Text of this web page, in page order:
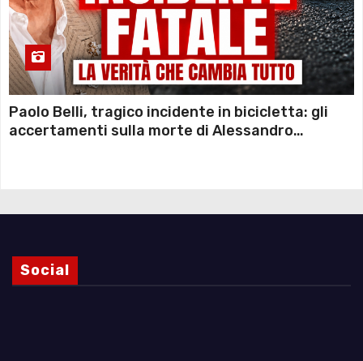
Paolo Belli, tragico incidente in bicicletta: gli
accertamenti sulla morte di Alessandro
Social